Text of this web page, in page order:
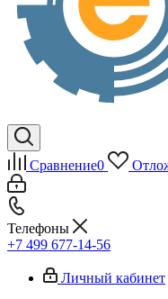
Сравнение0
Телефоны
+7 499 677-14-56
Личный кабинет